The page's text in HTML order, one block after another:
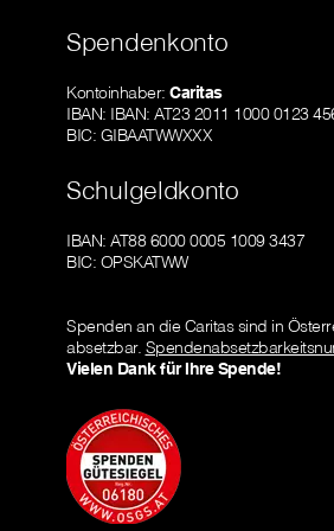
Spendenkonto
Kontoinhaber: Caritas
IBAN: IBAN: AT23 2011 1000 0123
BIC: GIBAATWWXXX
Schulgeldkonto
IBAN: AT88 6000 0005 1009 3437
BIC: OPSKATWW
Spenden an die Caritas sind in
absetzbar.
Vielen Dank für Ihre Spende!